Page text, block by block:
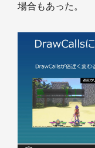
場合もあった。